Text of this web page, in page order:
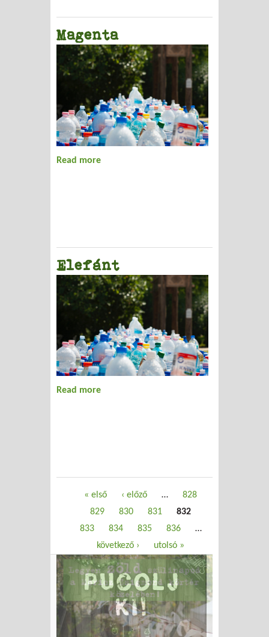
Magenta
Read more
Elefánt
Read more
Oldalak« első ‹ előző …
828
829
830 831
832
833
834 835 836
…
következő ›
utolsó »